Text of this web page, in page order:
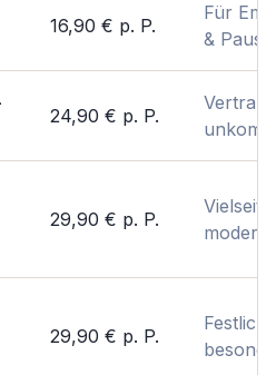
16,90 € p. P.
Für
& Pause
24,90 € p. P.
Vertraut
29,90 € p. P.
modern
29,90 € p. P.
Festlich